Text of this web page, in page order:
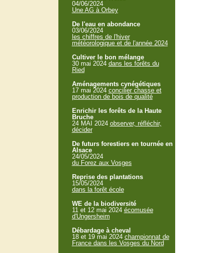
04/06/2024
Une AG à Orbey
De l'eau en abondance
03/06/2024
les chiffres de l'hiver
météorologique et de l'année 2024
Cultiver le bon mélange
30 mai 2024 dans les forêts du
Ried
Aménagements cynégétiques
17 mai 2024 concilier chasse et
production de bois de qualité
Enrichir les forêts de la Haute
Bruche
24 MAI 2024 observer, réfléchir,
décider
De futurs forestiers en tournée en
Alsace
24/05/2024
du Forez aux Vosges
Reprise des plantations
15/05/2024
dans la forêt école
WE de la biodiversité
11 et 12 mai 2024 écomusée
d'Ungersheim
Débardage à cheval
18 et 19 mai 2024 championnat de
France dans les Vosges du Nord